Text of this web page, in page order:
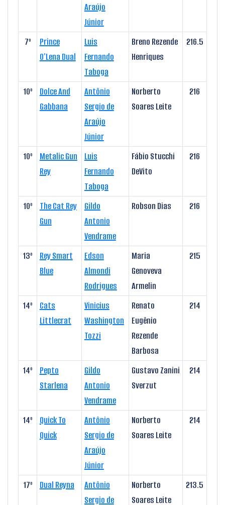
Araújo
Júnior
7º
Prince
O'Lena Dual
Luis
Fernando
Taboga
Breno Rezende
Henriques
216.5
10º
Dolce And
Gabbana
Antônio
Sergio de
Araújo
Júnior
Norberto
Soares Leite
216
10º
Metalic Gun
Rey
Luis
Fernando
Taboga
Fábio Stucchi
DeVito
216
10º
The Cat Rey
Gun
Gildo
Antonio
Vendrame
Robson Dias 216
13º
Rey Smart
Blue
Edson
Almondi
Rodrigues
Maria
Genoveva
Armelin
215
14º
Cats
Littlecrat
Vinicius
Washington
Tozzi
Renato
Eugênio
Rezende
Barbosa
214
14º
Pepto
Starlena
Gildo
Antonio
Vendrame
Gustavo Zanini
Sverzut
214
14º
Quick To
Quick
Antônio
Sergio de
Araújo
Júnior
Norberto
Soares Leite
214
17º Dual Reyna
Antônio
Sergio de
Norberto
Soares Leite
213.5